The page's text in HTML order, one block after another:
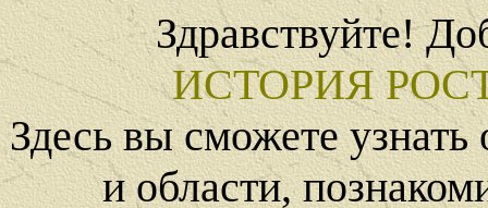
Здравствуйте!
ИСТОРИЯ
Здесь вы сможете
и области,